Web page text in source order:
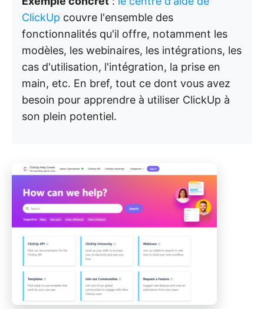
ClickUp couvre l'ensemble des
fonctionnalités qu'il offre, notamment les
modèles, les webinaires, les intégrations, les
cas d'utilisation, l'intégration, la prise en
main, etc. En bref, tout ce dont vous avez
besoin pour apprendre à utiliser ClickUp à
son plein potentiel.